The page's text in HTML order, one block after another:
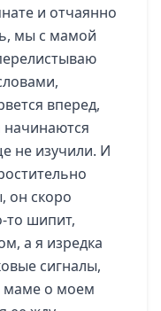
и отчаянно
мы с мамой
вперед,
не изучили. И
он скоро
то шипит,
а я изредка
сигналы,
маме о моем